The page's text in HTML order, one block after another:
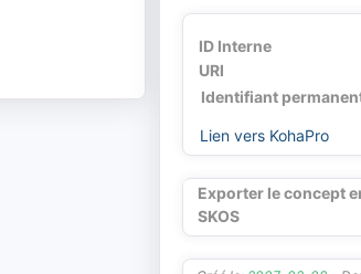
ID Interne
URI
Identifiant
Lien vers KohaPro
Exporter le concept
SKOS